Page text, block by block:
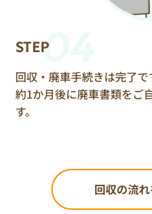
STEP04
回収・廃車手続きは完了で
約1か月後に廃車書類をご
す。
回収の流